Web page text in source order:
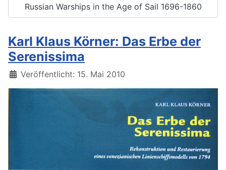
Russian Warships in the Age of Sail 1696-1860
Karl Klaus Körner: Das Erbe der
Serenissima
Details
Veröffentlicht: 15. Mai 2010